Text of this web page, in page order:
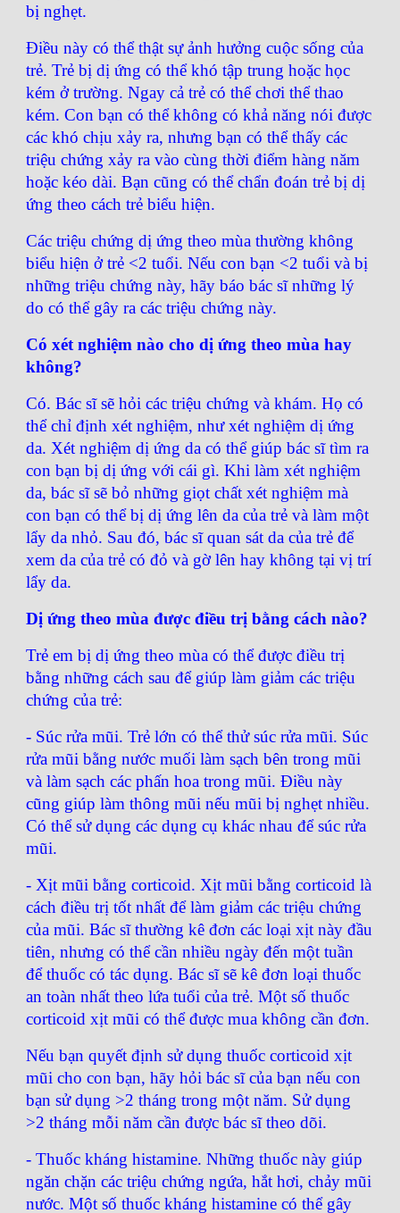
bị nghẹt.
Điều này có thể thật sự ảnh hưởng cuộc sống của
trẻ. Trẻ bị dị ứng có thể khó tập trung hoặc học
kém ở trường. Ngay cả trẻ có thể chơi thể thao
kém. Con bạn có thể không có khả năng nói được
các khó chịu xảy ra, nhưng bạn có thể thấy các
triệu chứng xảy ra vào cùng thời điểm hàng năm
hoặc kéo dài. Bạn cũng có thể chẩn đoán trẻ bị dị
ứng theo cách trẻ biểu hiện.
Các triệu chứng dị ứng theo mùa thường không
biểu hiện ở trẻ <2 tuổi. Nếu con bạn <2 tuổi và bị
những triệu chứng này, hãy báo bác sĩ những lý
do có thể gây ra các triệu chứng này.
Có xét nghiệm nào cho dị ứng theo mùa hay
không?
Có. Bác sĩ sẽ hỏi các triệu chứng và khám. Họ có
thể chỉ định xét nghiệm, như xét nghiệm dị ứng
da. Xét nghiệm dị ứng da có thể giúp bác sĩ tìm ra
con bạn bị dị ứng với cái gì. Khi làm xét nghiệm
da, bác sĩ sẽ bỏ những giọt chất xét nghiệm mà
con bạn có thể bị dị ứng lên da của trẻ và làm một
lẩy da nhỏ. Sau đó, bác sĩ quan sát da của trẻ để
xem da của trẻ có đỏ và gờ lên hay không tại vị trí
lẩy da.
Dị ứng theo mùa được điều trị bằng cách nào?
Trẻ em bị dị ứng theo mùa có thể được điều trị
bằng những cách sau để giúp làm giảm các triệu
chứng của trẻ:
- Súc rửa mũi. Trẻ lớn có thể thử súc rửa mũi. Súc
rửa mũi bằng nước muối làm sạch bên trong mũi
và làm sạch các phấn hoa trong mũi. Điều này
cũng giúp làm thông mũi nếu mũi bị nghẹt nhiều.
Có thể sử dụng các dụng cụ khác nhau để súc rửa
mũi.
- Xịt mũi bằng corticoid. Xịt mũi bằng corticoid là
cách điều trị tốt nhất để làm giảm các triệu chứng
của mũi. Bác sĩ thường kê đơn các loại xịt này đầu
tiên, nhưng có thể cần nhiều ngày đến một tuần
để thuốc có tác dụng. Bác sĩ sẽ kê đơn loại thuốc
an toàn nhất theo lứa tuổi của trẻ. Một số thuốc
corticoid xịt mũi có thể được mua không cần đơn.
Nếu bạn quyết định sử dụng thuốc corticoid xịt
mũi cho con bạn, hãy hỏi bác sĩ của bạn nếu con
bạn sử dụng >2 tháng trong một năm. Sử dụng
>2 tháng mỗi năm cần được bác sĩ theo dõi.
- Thuốc kháng histamine. Những thuốc này giúp
ngăn chặn các triệu chứng ngứa, hắt hơi, chảy mũi
nước. Một số thuốc kháng histamine có thể gây